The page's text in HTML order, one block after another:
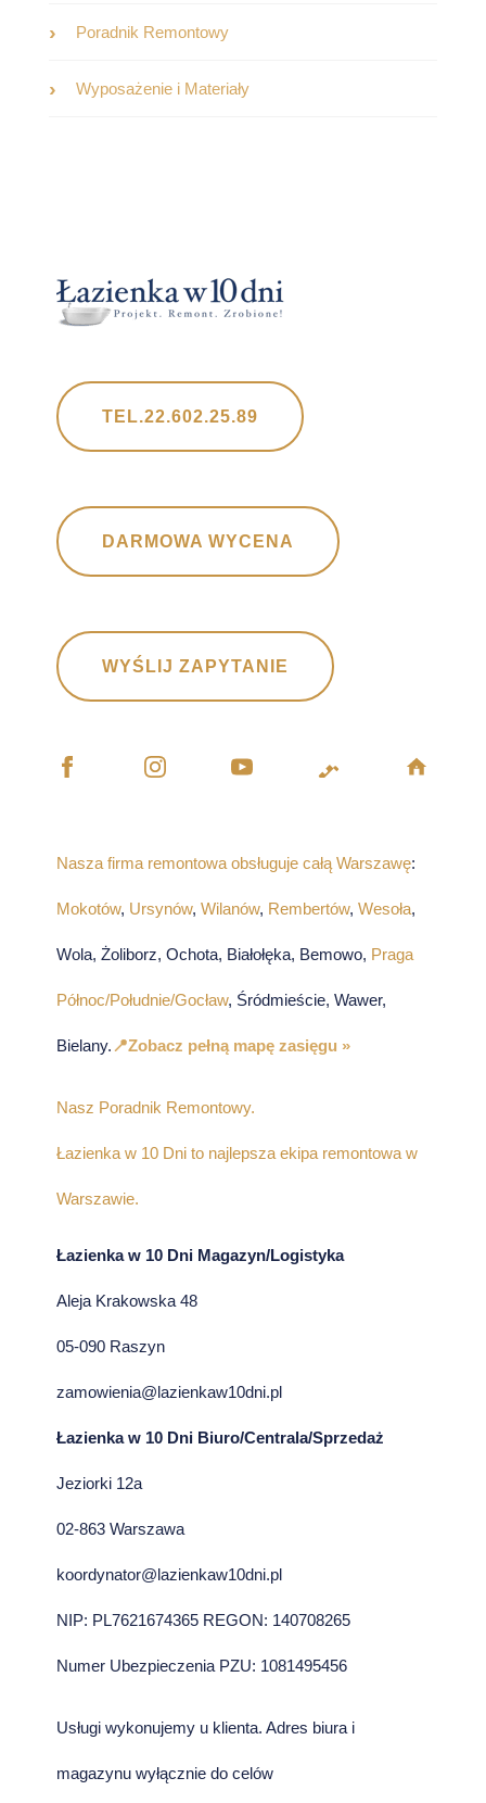
Poradnik Remontowy
Wyposażenie i Materiały
TEL.22.602.25.89
DARMOWA WYCENA
WYŚLIJ ZAPYTANIE
Nasza firma remontowa obsługuje całą Warszawę:
Mokotów, Ursynów,Wilanów, Rembertów,Wesoła,
Wola, Żoliborz, Ochota, Białołęka, Bemowo, Praga
Północ/Południe/Gocław, Śródmieście, Wawer,
Bielany. 📍Zobacz pełną mapę zasięgu »
Nasz Poradnik Remontowy.
Łazienka w 10 Dni to najlepsza ekipa remontowa w
Warszawie.
Łazienka w 10 Dni Magazyn/Logistyka
Aleja Krakowska 48
05-090 Raszyn
zamowienia@lazienkaw10dni.pl
Łazienka w 10 Dni Biuro/Centrala/Sprzedaż
Jeziorki 12a
02-863 Warszawa
koordynator@lazienkaw10dni.pl
NIP: PL7621674365 REGON: 140708265
Numer Ubezpieczenia PZU: 1081495456
Usługi wykonujemy u klienta. Adres biura i
magazynu wyłącznie do celów